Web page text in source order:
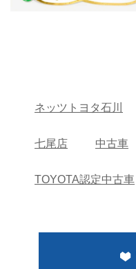
ネッツトヨタ石川
七尾店 中古車
TOYOTA認定中古車